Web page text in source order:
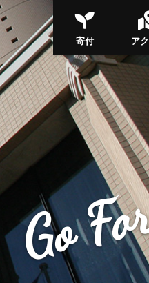
ア
寄付
Go